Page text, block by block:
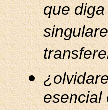
que diga
esencial